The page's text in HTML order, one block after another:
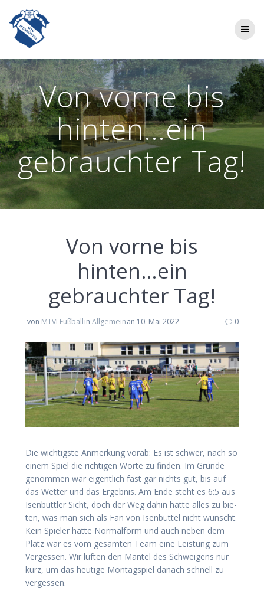
Von vorne bis
hinten…ein
gebrauchter Tag!
Von vor­ne bis
hinten…ein
gebrauch­ter Tag!
von MTVI Fußballin Allgemeinan 10. Mai 2022 0
Die wich­tigs­te Anmer­kung vor­ab: Es ist schwer, nach so
einem Spiel die rich­ti­gen Wor­te zu fin­den. Im Grun­de
genom­men war eigent­lich fast gar nichts gut, bis auf
das Wet­ter und das Ergeb­nis. Am Ende steht es 6:5 aus
Isen­bütt­ler Sicht, doch der Weg dahin hat­te alles zu bie­
ten, was man sich als Fan von Isen­büt­tel nicht wünscht.
Kein Spie­ler hat­te Nor­mal­form und auch neben dem
Platz war es vom gesam­ten Team eine Leis­tung zum
Ver­ges­sen. Wir lüf­ten den Man­tel des Schwei­gens nur
kurz, um das heu­ti­ge Mon­tag­spiel danach schnell zu
vergessen.